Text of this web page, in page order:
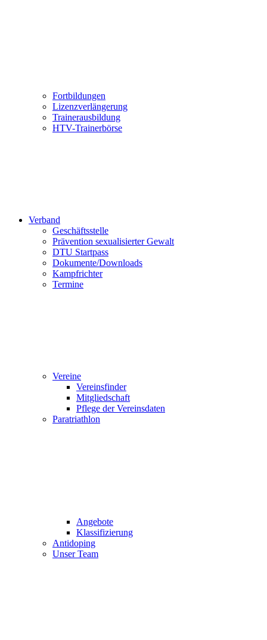
Fortbildungen
Lizenzverlängerung
Trainerausbildung
HTV-Trainerbörse
Verband
Geschäftsstelle
Prävention sexualisierter Gewalt
DTU Startpass
Dokumente/Downloads
Kampfrichter
Termine
Vereine
Vereinsfinder
Mitgliedschaft
Pflege der Vereinsdaten
Paratriathlon
Angebote
Klassifizierung
Antidoping
Unser Team